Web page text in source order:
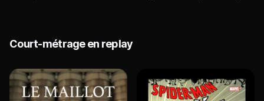
Court-métrage en replay